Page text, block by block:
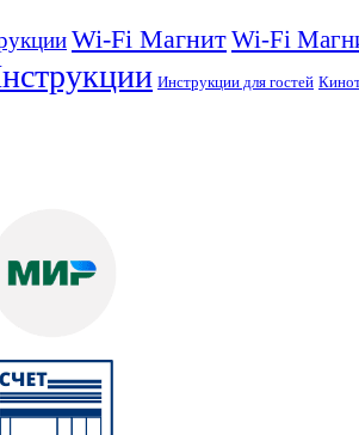
Wi-Fi МагнитWi-Fi
Инструкции для гостей